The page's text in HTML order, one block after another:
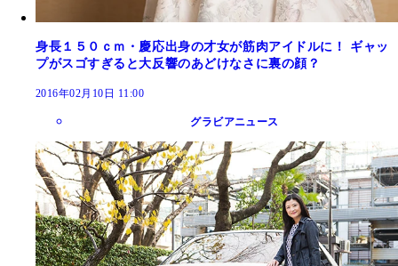
身長１５０ｃｍ・慶応出身の才女が筋肉アイドルに！ ギャッ
プがスゴすぎると大反響のあどけなさに裏の顔？
2016年02月10日 11:00
グラビアニュース